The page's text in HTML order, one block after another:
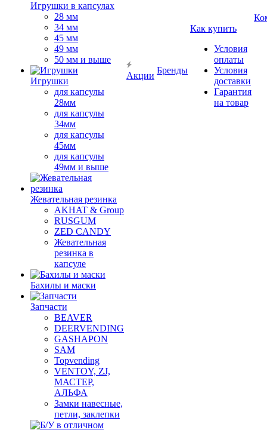
Игрушки в капсулах
28 мм
34 мм
45 мм
49 мм
50 мм и выше
Игрушки
для капсулы
28мм
для капсулы
34мм
для капсулы
45мм
для капсулы
49мм и выше
Жевательная резинка
AKHAT & Group
RUSGUM
ZED CANDY
Жевательная
резинка в
капсуле
Бахилы и маски
Запчасти
BEAVER
DEERVENDING
GASHAPON
SAM
Topvending
VENTOY, ZJ,
МАСТЕР,
АЛЬФА
Замки навесные,
петли, заклепки
Акции
Бренды
Как купить
Условия
оплаты
Условия
доставки
Гарантия
на товар